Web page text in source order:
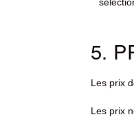
5.
Les prix
Les prix